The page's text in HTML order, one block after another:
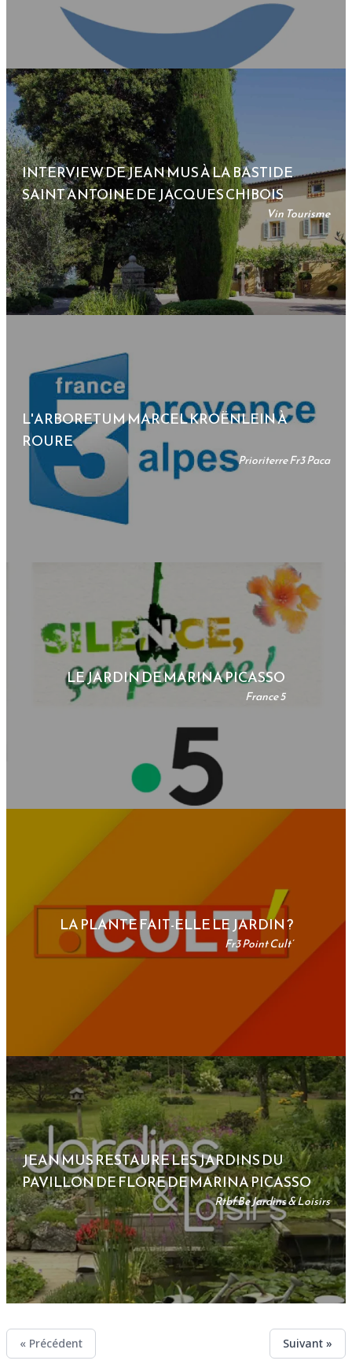
INTERVIEW DE JEAN MUS À LA BASTIDE
SAINT ANTOINE DE JACQUES CHIBOIS
Vin Tourisme
L'ARBORETUM MARCEL KROËNLEIN À
ROURE
Prioriterre Fr3 Paca
LE JARDIN DE MARINA PICASSO
France 5
LA PLANTE FAIT-ELLE LE JARDIN ?
Fr3 Point Cult’
JEAN MUS RESTAURE LES JARDINS DU
PAVILLON DE FLORE DE MARINA PICASSO
Rtbf.be Jardins & Loisirs
« Précédent Suivant »